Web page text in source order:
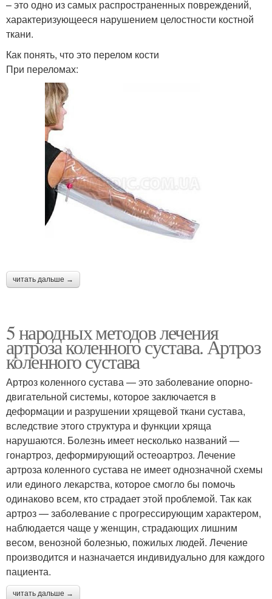
– это одно из самых распространенных повреждений,
характеризующееся нарушением целостности костной
ткани.
Как понять, что это перелом кости
При переломах:
читать дальше →
5 народных методов лечения
артроза коленного сустава. Артроз
коленного сустава
Артроз коленного сустава — это заболевание опорно-
двигательной системы, которое заключается в
деформации и разрушении хрящевой ткани сустава,
вследствие этого структура и функции хряща
нарушаются. Болезнь имеет несколько названий —
гонартроз, деформирующий остеоартроз. Лечение
артроза коленного сустава не имеет однозначной схемы
или единого лекарства, которое смогло бы помочь
одинаково всем, кто страдает этой проблемой. Так как
артроз — заболевание с прогрессирующим характером,
наблюдается чаще у женщин, страдающих лишним
весом, венозной болезнью, пожилых людей. Лечение
производится и назначается индивидуально для каждого
пациента.
читать дальше →